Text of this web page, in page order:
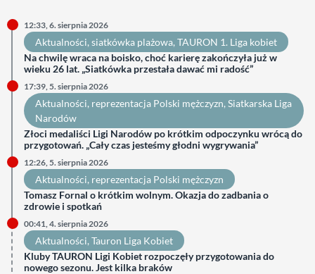
12:33, 6. sierpnia 2026
Aktualności, siatkówka plażowa, TAURON 1. Liga kobiet
Na chwilę wraca na boisko, choć karierę zakończyła już w
wieku 26 lat. „Siatkówka przestała dawać mi radość”
17:39, 5. sierpnia 2026
Aktualności, reprezentacja Polski mężczyzn, Siatkarska Liga
Narodów
Złoci medaliści Ligi Narodów po krótkim odpoczynku wrócą do
przygotowań. „Cały czas jesteśmy głodni wygrywania”
12:26, 5. sierpnia 2026
Aktualności, reprezentacja Polski mężczyzn
Tomasz Fornal o krótkim wolnym. Okazja do zadbania o
zdrowie i spotkań
00:41, 4. sierpnia 2026
Aktualności, Tauron Liga Kobiet
Kluby TAURON Ligi Kobiet rozpoczęły przygotowania do
nowego sezonu. Jest kilka braków